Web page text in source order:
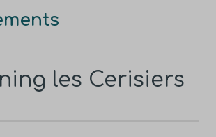
les Cerisiers